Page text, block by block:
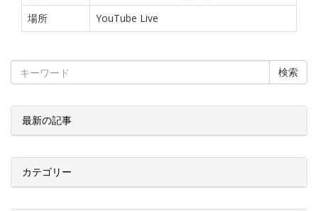
場所
YouTube Live
検索
最新の記事
カテゴリー